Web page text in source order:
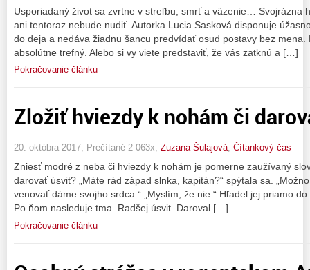
Usporiadaný život sa zvrtne v streľbu, smrť a väzenie… Svojrázna
ani tentoraz nebude nudiť. Autorka Lucia Sasková disponuje
do deja a nedáva žiadnu šancu predvídať osud postavy bez mena.
absolútne trefný. Alebo si vy viete predstaviť, že vás zatknú a […]
Pokračovanie článku
Zložiť hviezdy k nohám či
20. októbra 2017, Prečítané 2 063x, Zuzana Šulajová, Čítankový čas
Zniesť modré z neba či hviezdy k nohám je pomerne zaužívaný
darovať úsvit? „Máte rád západ slnka, kapitán?“ spýtala sa.
venovať dáme svojho srdca.“ „Myslím, že nie.“ Hľadel jej priamo
Po ňom nasleduje tma. Radšej úsvit. Daroval […]
Pokračovanie článku